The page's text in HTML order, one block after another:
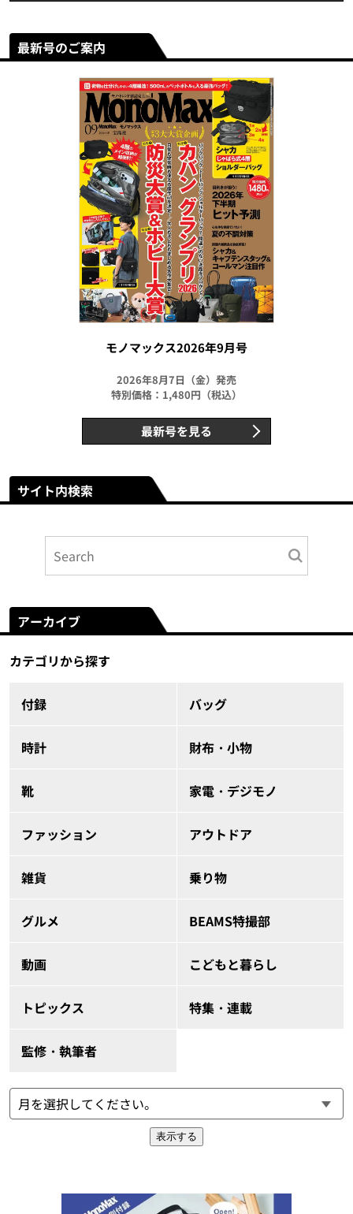
最新号のご案内
モノマックス2026年9月号
2026年8月7日（金）発売
特別価格：1,480円（税込）
最新号を見る
サイト内検索
アーカイブ
カテゴリから探す
付録 バッグ
時計 財布・小物
靴 家電・デジモノ
ファッション アウトドア
雑貨 乗り物
グルメ BEAMS特撮部
動画 こどもと暮らし
トピックス 特集・連載
監修・執筆者
表示する